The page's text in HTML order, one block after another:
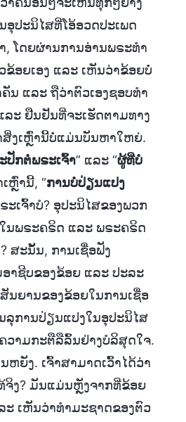
ອຸປະນິໄສທີ່ໂອ້ອວດປະເພດ
ໂດຍຜ່ານການອ່ານພຣະທໍາ
ອຍເອງ ແລະ ເຫັນວ່າຂ້ອຍບໍ່
ນ ແລະ ຖືວ່າຕົວເອງຊອບທຳ
ລະ ຢືນຢັນທີ່ຈະເຮັດຕາມທາງ
ສິ່ງເຫຼົ່ານີ້ບໍ່ແມ່ນບັນຫາໃຫຍ່.
ປັກຕໍ່ພຣະເຈົ້າ” ແລະ “ຜູ້ທີ່ບໍ່
ຫຼົ່ານີ້, “ການບໍ່ປ່ຽນແປງ
ເຈົ້າບໍ? ອຸປະນິໄສຂອງພວກ
ນພຣະຄຣິດ ແລະ ພຣະຄຣິດ
ສະນັ້ນ, ການເຊື່ອຟັງ
າຊີບຂອງຂ້ອຍ ແລະ ປະລະ
ນຍານຂອງຂ້ອຍໃນການເຊື່ອ
ລຸການປ່ຽນແປງໃນອຸປະນິໄສ
ວາມກະຕືລືລົ້ນຢ່າງບໍລິສຸດໃຈ.
ຍັງ. ເຈົ້າສາມາດເວົ້າໄດ້ວ່າ
ຈິງ? ມັນແມ່ນຫຼັງຈາກທີ່ຂ້ອຍ
ເຫັນວ່າທໍາມະຊາດຂອງຕົວ